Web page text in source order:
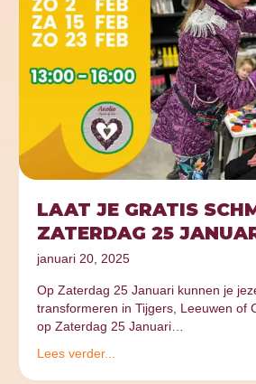
LAAT JE GRATIS
ZATERDAG 25
januari 20, 2025
Op Zaterdag 25 Januari kunnen je
transformeren in Tijgers, Leeuwen of
op Zaterdag 25 Januari…
Lees verder...